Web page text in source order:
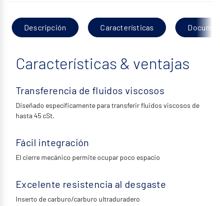
Descripción Características
Características & ventajas
Transferencia de fluidos viscosos
Diseñado específicamente para transferir fluidos viscosos de
hasta 45 cSt.
Fácil integración
El cierre mecánico permite ocupar poco espacio
Excelente resistencia al desgaste
Inserto de carburo/carburo ultraduradero